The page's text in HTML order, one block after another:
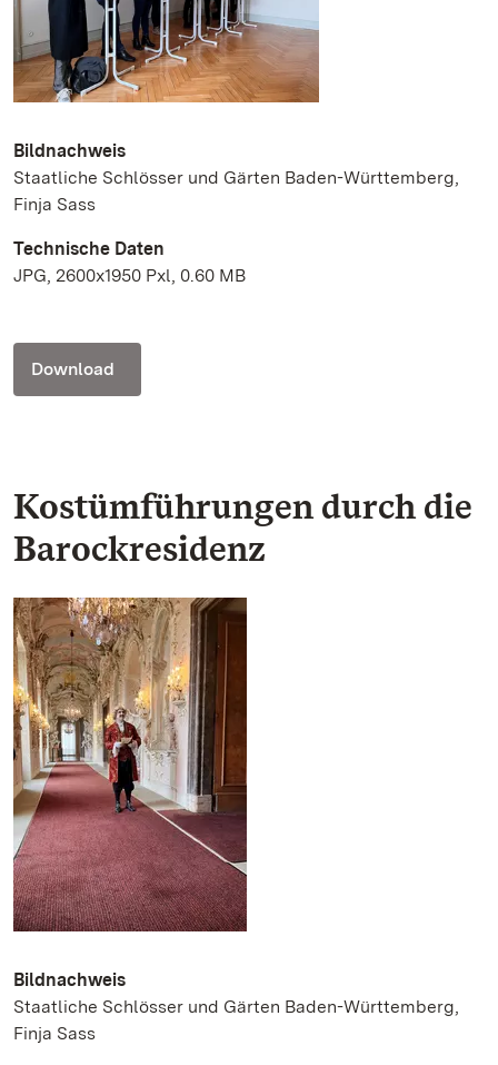
Bildnachweis
Staatliche Schlösser und Gärten Baden-Württemberg,
Finja Sass
Technische Daten
JPG, 2600x1950 Pxl, 0.60 MB
Download
Kostümführungen durch die
Barockresidenz
Bildnachweis
Staatliche Schlösser und Gärten Baden-Württemberg,
Finja Sass